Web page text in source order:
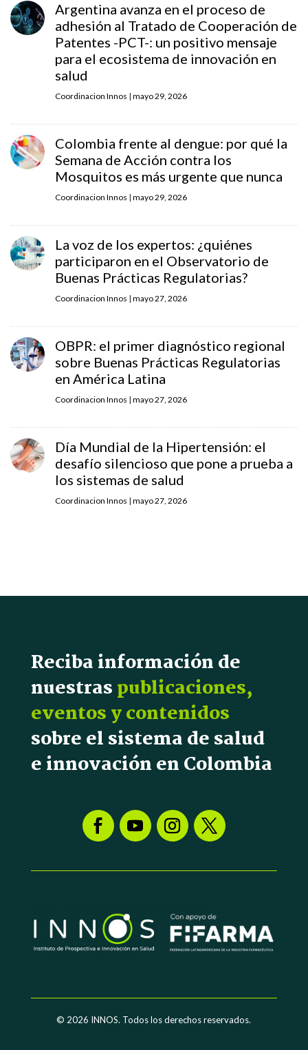
Argentina avanza en el proceso de
adhesión al Tratado de Cooperación de
Patentes -PCT-: un positivo mensaje
para el ecosistema de innovación en
salud
Coordinacion Innos | mayo 29, 2026
Colombia frente al dengue: por qué la
Semana de Acción contra los
Mosquitos es más urgente que nunca
Coordinacion Innos | mayo 29, 2026
La voz de los expertos: ¿quiénes
participaron en el Observatorio de
Buenas Prácticas Regulatorias?
Coordinacion Innos | mayo 27, 2026
OBPR: el primer diagnóstico regional
sobre Buenas Prácticas Regulatorias
en América Latina
Coordinacion Innos | mayo 27, 2026
Día Mundial de la Hipertensión: el
desafío silencioso que pone a prueba a
los sistemas de salud
Coordinacion Innos | mayo 27, 2026
Reciba información de
nuestraspublicaciones,
eventos y contenidos
sobre el sistema de salud
e innovación en Colombia
© 2026 INNOS. Todos los derechos reservados.